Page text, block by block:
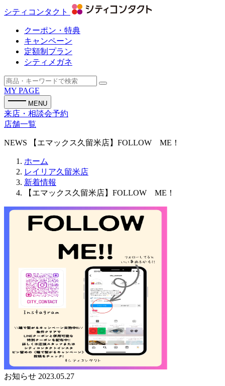
シティコンタクト
クーポン・特典
キャンペーン
定額制プラン
シティメガネ
MY PAGE
MENU
来店・相談会予約
店舗一覧
NEWS 【エマックス久留米店】FOLLOW ME！
ホーム
レイリア久留米店
新着情報
【エマックス久留米店】FOLLOW ME！
お知らせ 2023.05.27